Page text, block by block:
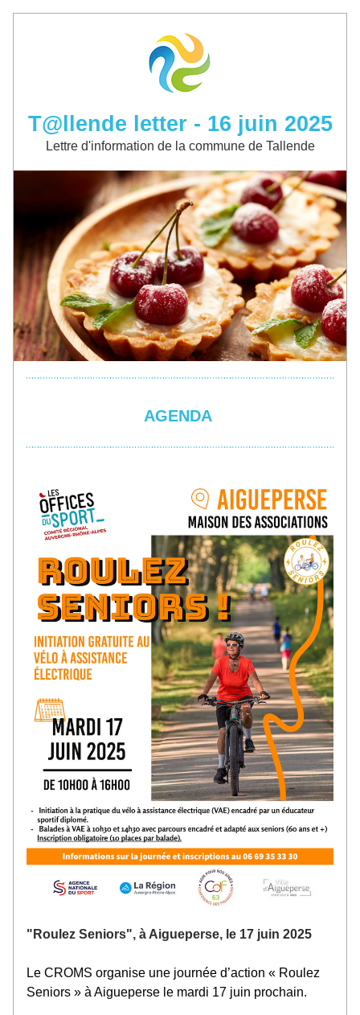
T@llende letter - 16 juin 2025
Lettre d'information de la commune de Tallende
AGENDA
"Roulez Seniors", à Aigueperse, le 17 juin 2025
Le CROMS organise une journée d’action « Roulez
Seniors » à Aigueperse le mardi 17 juin prochain.